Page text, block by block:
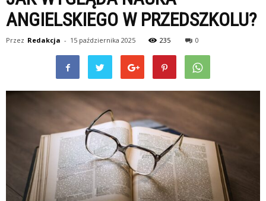
ANGIELSKIEGO W PRZEDSZKOLU?
Przez Redakcja - 15 października 2025 235 0